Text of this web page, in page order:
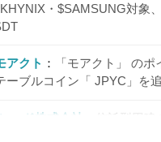
・$SAMSUNG対象
アクト
「モアクト」 の
ーブルコイン「 JPYC」を
ード株式会社
信託型円建